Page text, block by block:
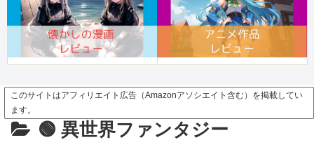
このサイトはアフィリエイト広告（Amazonアソシエイト含む）を掲載してい
ます。
🟢 異世界ファンタジー